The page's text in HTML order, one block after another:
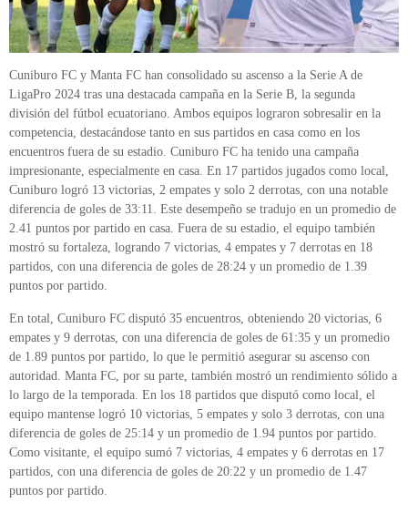
Cuniburo FC y Manta FC han consolidado su ascenso a la Serie A de
LigaPro 2024 tras una destacada campaña en la Serie B, la segunda
división del fútbol ecuatoriano. Ambos equipos lograron sobresalir en la
competencia, destacándose tanto en sus partidos en casa como en los
encuentros fuera de su estadio. Cuniburo FC ha tenido una campaña
impresionante, especialmente en casa. En 17 partidos jugados como local,
Cuniburo logró 13 victorias, 2 empates y solo 2 derrotas, con una notable
diferencia de goles de 33:11. Este desempeño se tradujo en un promedio de
2.41 puntos por partido en casa. Fuera de su estadio, el equipo también
mostró su fortaleza, logrando 7 victorias, 4 empates y 7 derrotas en 18
partidos, con una diferencia de goles de 28:24 y un promedio de 1.39
puntos por partido.
En total, Cuniburo FC disputó 35 encuentros, obteniendo 20 victorias, 6
empates y 9 derrotas, con una diferencia de goles de 61:35 y un promedio
de 1.89 puntos por partido, lo que le permitió asegurar su ascenso con
autoridad. Manta FC, por su parte, también mostró un rendimiento sólido a
lo largo de la temporada. En los 18 partidos que disputó como local, el
equipo mantense logró 10 victorias, 5 empates y solo 3 derrotas, con una
diferencia de goles de 25:14 y un promedio de 1.94 puntos por partido.
Como visitante, el equipo sumó 7 victorias, 4 empates y 6 derrotas en 17
partidos, con una diferencia de goles de 20:22 y un promedio de 1.47
puntos por partido.